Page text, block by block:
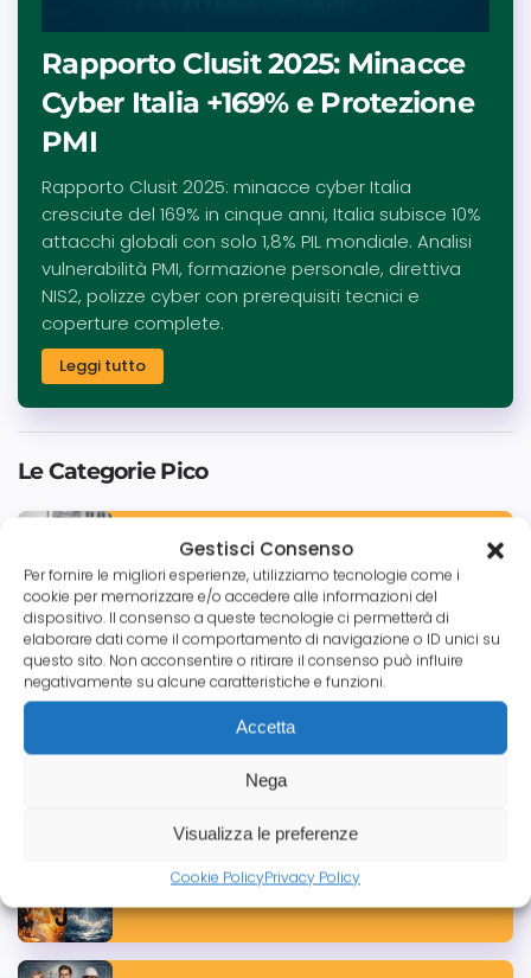
Gestisci Consenso
Per fornire le migliori esperienze, utilizziamo tecnologie come i
cookie per memorizzare e/o accedere alle informazioni del
dispositivo. Il consenso a queste tecnologie ci permetterà di
elaborare dati come il comportamento di navigazione o ID unici su
questo sito. Non acconsentire o ritirare il consenso può influire
negativamente su alcune caratteristiche e funzioni.
Accetta
Nega
Visualizza le preferenze
Cookie PolicyPrivacy Policy
Rapporto Clusit 2025: Minacce
Cyber Italia +169% e Protezione
PMI
Rapporto Clusit 2025: minacce cyber Italia
cresciute del 169% in cinque anni, Italia subisce 10%
attacchi globali con solo 1,8% PIL mondiale. Analisi
vulnerabilità PMI, formazione personale, direttiva
NIS2, polizze cyber con prerequisiti tecnici e
coperture complete.
Leggi tutto
Le Categorie Pico
Tutte le News
Credito Commerciale